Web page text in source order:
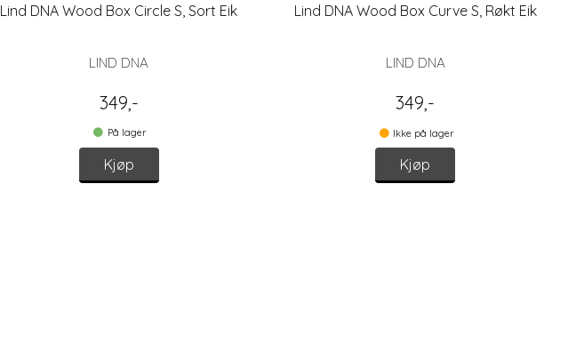
Lind DNA Wood Box Circle S, Sort Eik
LIND DNA
349,-
På lager
Kjøp
Lind DNA Wood Box Curve S, Røkt Eik
LIND DNA
349,-
Ikke på lager
Kjøp